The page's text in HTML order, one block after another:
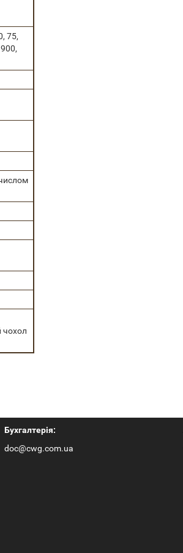
75,
чохол
Бухгалтерія:
doc@cwg.com.ua